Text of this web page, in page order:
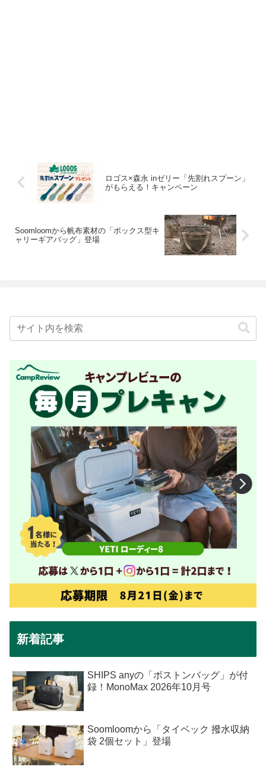
ロゴス×森永 inゼリー「先割れスプーン」
がもらえる！キャンペーン
Soomloomから帆布素材の「ボックス型キ
ャリーギアバッグ」登場
新着記事
SHIPS anyの「ボストンバッグ」が付
録！MonoMax 2026年10月号
Soomloomから「タイベック 撥水収納
袋 2個セット」登場